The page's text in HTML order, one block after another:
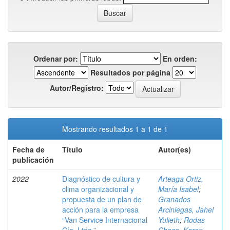
Ordenar por:
En orden:
Resultados por página
Autor/Registro:
Mostrando resultados 1 a 1 de 1
Fecha de
publicación
Título Autor(es)
2022
Diagnóstico de cultura y
clima organizacional y
propuesta de un plan de
acción para la empresa
“Van Service Internacional
Arteaga Ortiz,
María Isabel;
Granados
Arciniegas, Jahel
Yulieth; Rodas